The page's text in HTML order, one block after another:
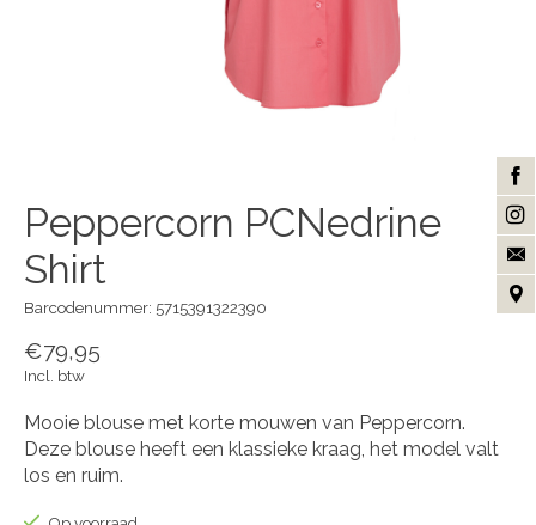
Peppercorn PCNedrine
Shirt
Barcodenummer: 5715391322390
€79,95
Incl. btw
Mooie blouse met korte mouwen van Peppercorn.
Deze blouse heeft een klassieke kraag, het model valt
los en ruim.